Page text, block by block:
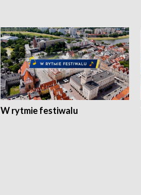
W rytmie festiwalu